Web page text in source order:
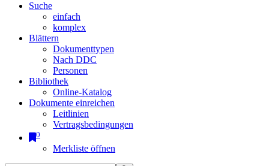
Suche
einfach
komplex
Blättern
Dokumenttypen
Nach DDC
Personen
Bibliothek
Online-Katalog
Dokumente einreichen
Leitlinien
Vertragsbedingungen
0
Merkliste öffnen